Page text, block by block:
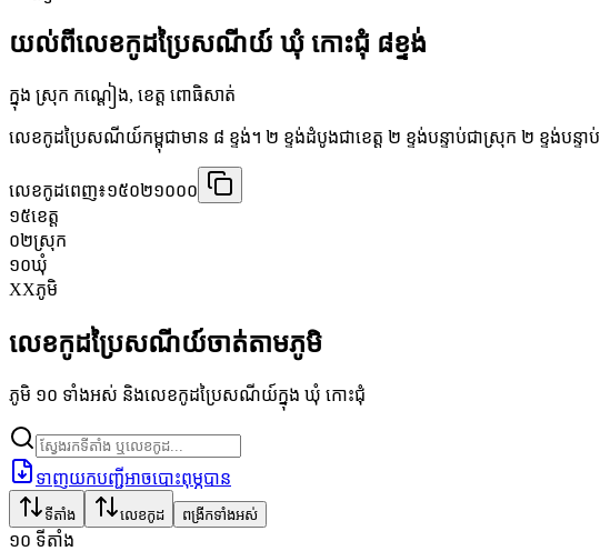
យល់ពីលេខកូដប្រៃសណីយ៍ ឃុំ កោះជុំ ៨ខ្ទង់
ក្នុង ស្រុក កណ្ដៀង, ខេត្ត ពោធិសាត់
លេខកូដប្រៃសណីយ៍កម្ពុជាមាន ៨ ខ្ទង់។ ២ ខ្ទង់ដំបូងជាខេត្ត ២ ខ្ទង់បន្ទាប់ជាស្រុក ២ ខ្ទង់
លេខកូដពេញ៖១៥០២១០០០
១៥ខេត្ត
០២ស្រុក
១០ឃុំ
XXភូមិ
លេខកូដប្រៃសណីយ៍ចាត់តាមភូមិ
ភូមិ ១០ ទាំងអស់ និងលេខកូដប្រៃសណីយ៍ក្នុង ឃុំ កោះជុំ
ទាញយកបញ្ជីអាចបោះពុម្ភបាន
ទីតាំង លេខកូដ ពង្រីកទាំងអស់
១០ ទីតាំង